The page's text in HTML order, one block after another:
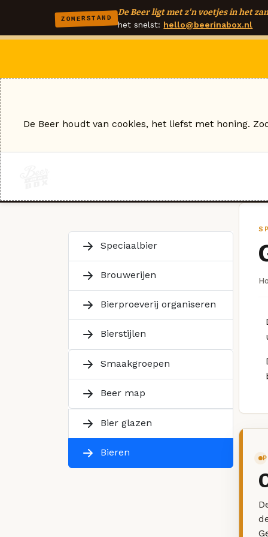
ZOMERSTAND
De Beer ligt met z'n voetjes in het
het snelst: hello@beerinabox.nl
Speciaalbier
Brouwerijen
Bierproeverij organiseren
Bierstijlen
Smaakgroepen
Beer map
Bier glazen
Bieren
De Beer houdt van cookies, het liefst met honing.